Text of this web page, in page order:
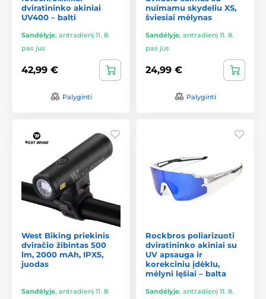
dviratininko akiniai
UV400 – balti
Sandėlyje, antradienį 11. 8.
pas jus
42,99 €
Palyginti
nuimamu skydeliu XS,
šviesiai mėlynas
Sandėlyje, antradienį 11. 8.
pas jus
24,99 €
Palyginti
West Biking priekinis
dviračio žibintas 500
lm, 2000 mAh, IPX5,
juodas
Sandėlyje, antradienį 11. 8.
Rockbros poliarizuoti
dviratininko akiniai su
UV apsauga ir
korekciniu įdėklu,
mėlyni lęšiai – balta
Sandėlyje, antradienį 11. 8.